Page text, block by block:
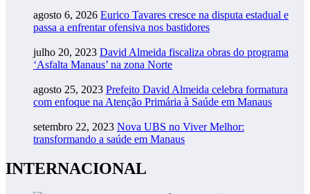
agosto 6, 2026 Eurico Tavares cresce na disputa estadual e
passa a enfrentar ofensiva nos bastidores
julho 20, 2023 David Almeida fiscaliza obras do programa
‘Asfalta Manaus’ na zona Norte
agosto 25, 2023 Prefeito David Almeida celebra formatura
com enfoque na Atenção Primária à Saúde em Manaus
setembro 22, 2023 Nova UBS no Viver Melhor:
transformando a saúde em Manaus
INTERNACIONAL